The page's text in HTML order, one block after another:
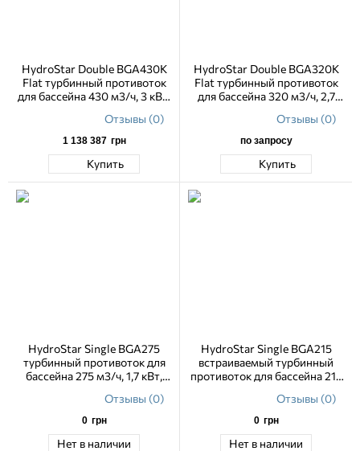
HydroStar Double BGA430K
Flat турбинный противоток
для бассейна 430 м3/ч, 3 кВт,
Отзывы (0)
1 138 387 грн
Купить
HydroStar Double BGA320K
Flat турбинный противоток
для бассейна 320 м3/ч, 2,7
Отзывы (0)
по запросу
Купить
HydroStar Single BGA275
турбинный противоток для
бассейна 275 м3/ч, 1,7 кВт,
Отзывы (0)
0 грн
Нет в наличии
HydroStar Single BGA215
встраиваемый турбинный
противоток для бассейна 215
Отзывы (0)
0 грн
Нет в наличии